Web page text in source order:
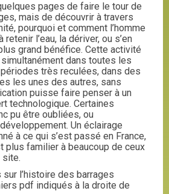
pages de faire le tour de
mais de découvrir à travers
pourquoi et comment l’homme
l’eau, la dériver, ou s’en
grand bénéfice. Cette activité
dans toutes les
très reculées, dans des
les unes des autres, sans
puisse faire penser à un
technologique. Certaines
pu être oubliées, ou
Un éclairage
à ce qui s’est passé en France,
plus familier à beaucoup de ceux
site.
sur l’histoire des barrages
pdf indiqués à la droite de